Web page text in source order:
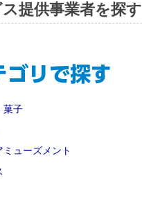
提供事業者を探す
菓子
ューズメント